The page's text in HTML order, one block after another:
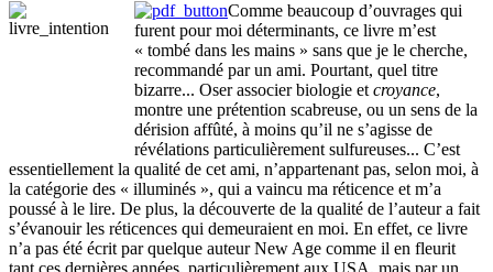
Comme beaucoup d’ouvrages qui
furent pour moi déterminants, ce livre m’est
« tombé dans les mains » sans que je le cherche,
recommandé par un ami. Pourtant, quel titre
bizarre... Oser associer biologie et croyance,
montre une prétention scabreuse, ou un sens de la
dérision affûté, à moins qu’il ne s’agisse de
révélations particulièrement sulfureuses... C’est
essentiellement la qualité de cet ami, n’appartenant pas, selon moi, à
la catégorie des « illuminés », qui a vaincu ma réticence et m’a
poussé à le lire. De plus, la découverte de la qualité de l’auteur a fait
s’évanouir les réticences qui demeuraient en moi. En effet, ce livre
n’a pas été écrit par quelque auteur New Age comme il en fleurit